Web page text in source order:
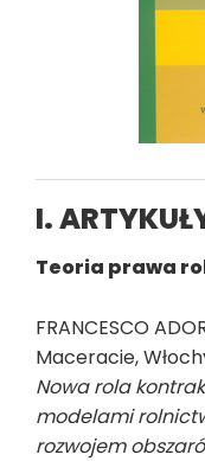
I.
Teoria prawa
FRANCESCO
Maceracie,
Nowa rola
modelami
rozwojem